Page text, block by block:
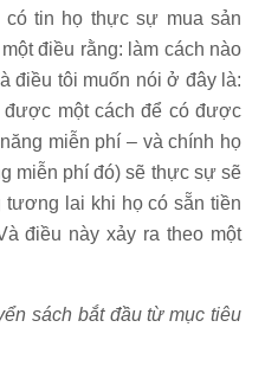
có tin họ thực sự mua sản
điều rằng: làm cách nào
điều tôi muốn nói ở đây là:
được một cách để có được
miễn phí – và chính họ
miễn phí đó) sẽ thực sự sẽ
tương lai khi họ có sẵn tiền
điều này xảy ra theo một
sách bắt đầu từ mục tiêu